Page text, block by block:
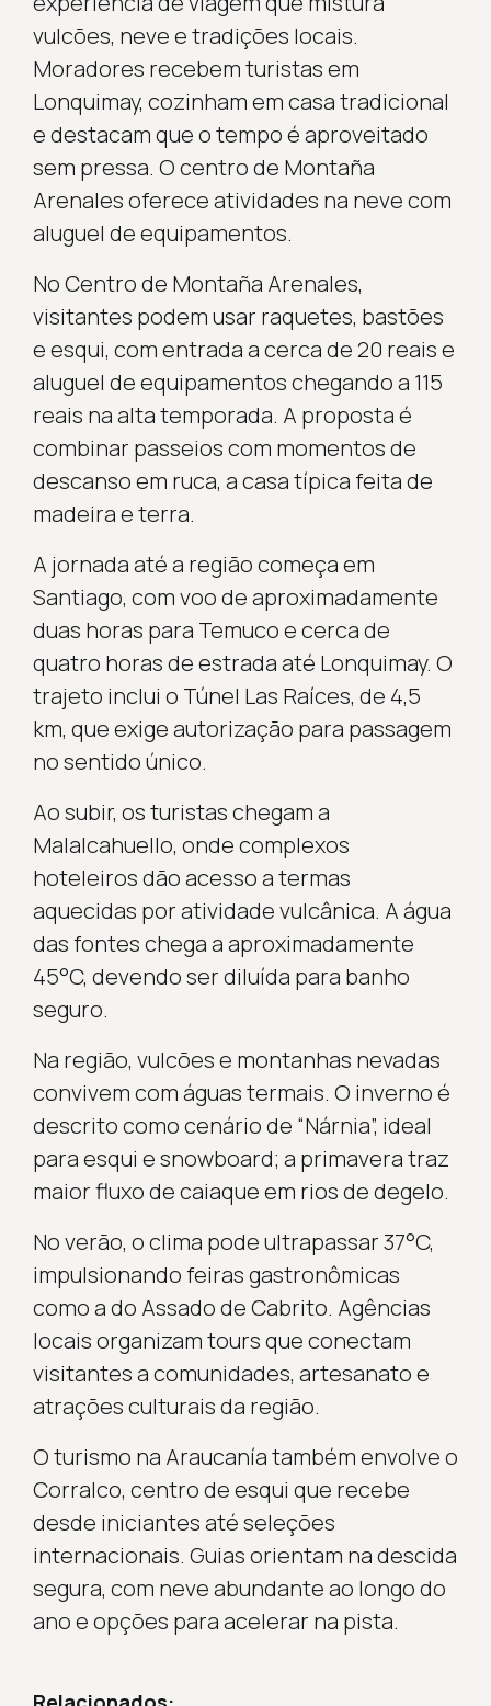
vulcões, neve e tradições locais.
Moradores recebem turistas em
Lonquimay, cozinham em casa tradicional
e destacam que o tempo é aproveitado
sem pressa. O centro de Montaña
Arenales oferece atividades na neve com
aluguel de equipamentos.
No Centro de Montaña Arenales,
visitantes podem usar raquetes, bastões
e esqui, com entrada a cerca de 20 reais e
aluguel de equipamentos chegando a 115
reais na alta temporada. A proposta é
combinar passeios com momentos de
descanso em ruca, a casa típica feita de
madeira e terra.
A jornada até a região começa em
Santiago, com voo de aproximadamente
duas horas para Temuco e cerca de
quatro horas de estrada até Lonquimay. O
trajeto inclui o Túnel Las Raíces, de 4,5
km, que exige autorização para passagem
no sentido único.
Ao subir, os turistas chegam a
Malalcahuello, onde complexos
hoteleiros dão acesso a termas
aquecidas por atividade vulcânica. A água
das fontes chega a aproximadamente
45°C, devendo ser diluída para banho
seguro.
Na região, vulcões e montanhas nevadas
convivem com águas termais. O inverno é
descrito como cenário de “Nárnia”, ideal
para esqui e snowboard; a primavera traz
maior fluxo de caiaque em rios de degelo.
No verão, o clima pode ultrapassar 37°C,
impulsionando feiras gastronômicas
como a do Assado de Cabrito. Agências
locais organizam tours que conectam
visitantes a comunidades, artesanato e
atrações culturais da região.
O turismo na Araucanía também envolve o
Corralco, centro de esqui que recebe
desde iniciantes até seleções
internacionais. Guias orientam na descida
segura, com neve abundante ao longo do
ano e opções para acelerar na pista.